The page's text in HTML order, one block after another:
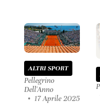
ALTRI SPORT
Pellegrino
Dell'Anno
17 Aprile 2025